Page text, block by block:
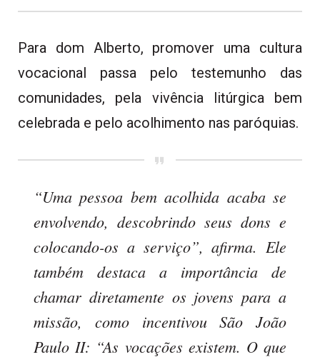
Para dom Alberto, promover uma cultura
vocacional passa pelo testemunho das
comunidades, pela vivência litúrgica bem
celebrada e pelo acolhimento nas paróquias.
“Uma pessoa bem acolhida acaba se
envolvendo, descobrindo seus dons e
colocando-os a serviço”, afirma. Ele
também destaca a importância de
chamar diretamente os jovens para a
missão, como incentivou São João
Paulo II: “As vocações existem. O que